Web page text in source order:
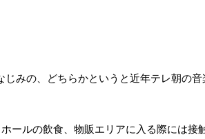
みの、どちらかというと近年テレ朝の
ールの飲食、物販エリアに入る際には接